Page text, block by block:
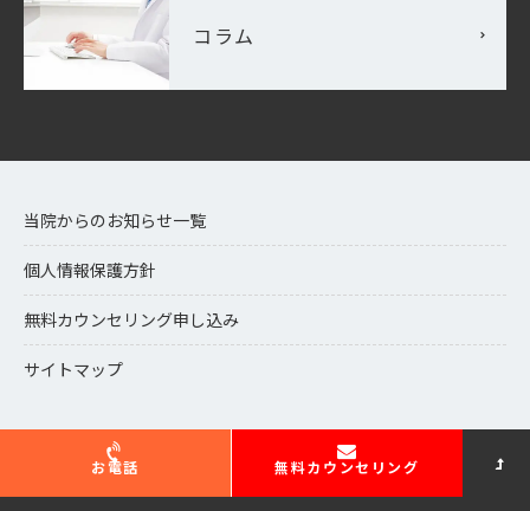
コラム
当院からのお知らせ一覧
個人情報保護方針
無料カウンセリング申し込み
サイトマップ
お電話 無料カウンセリング